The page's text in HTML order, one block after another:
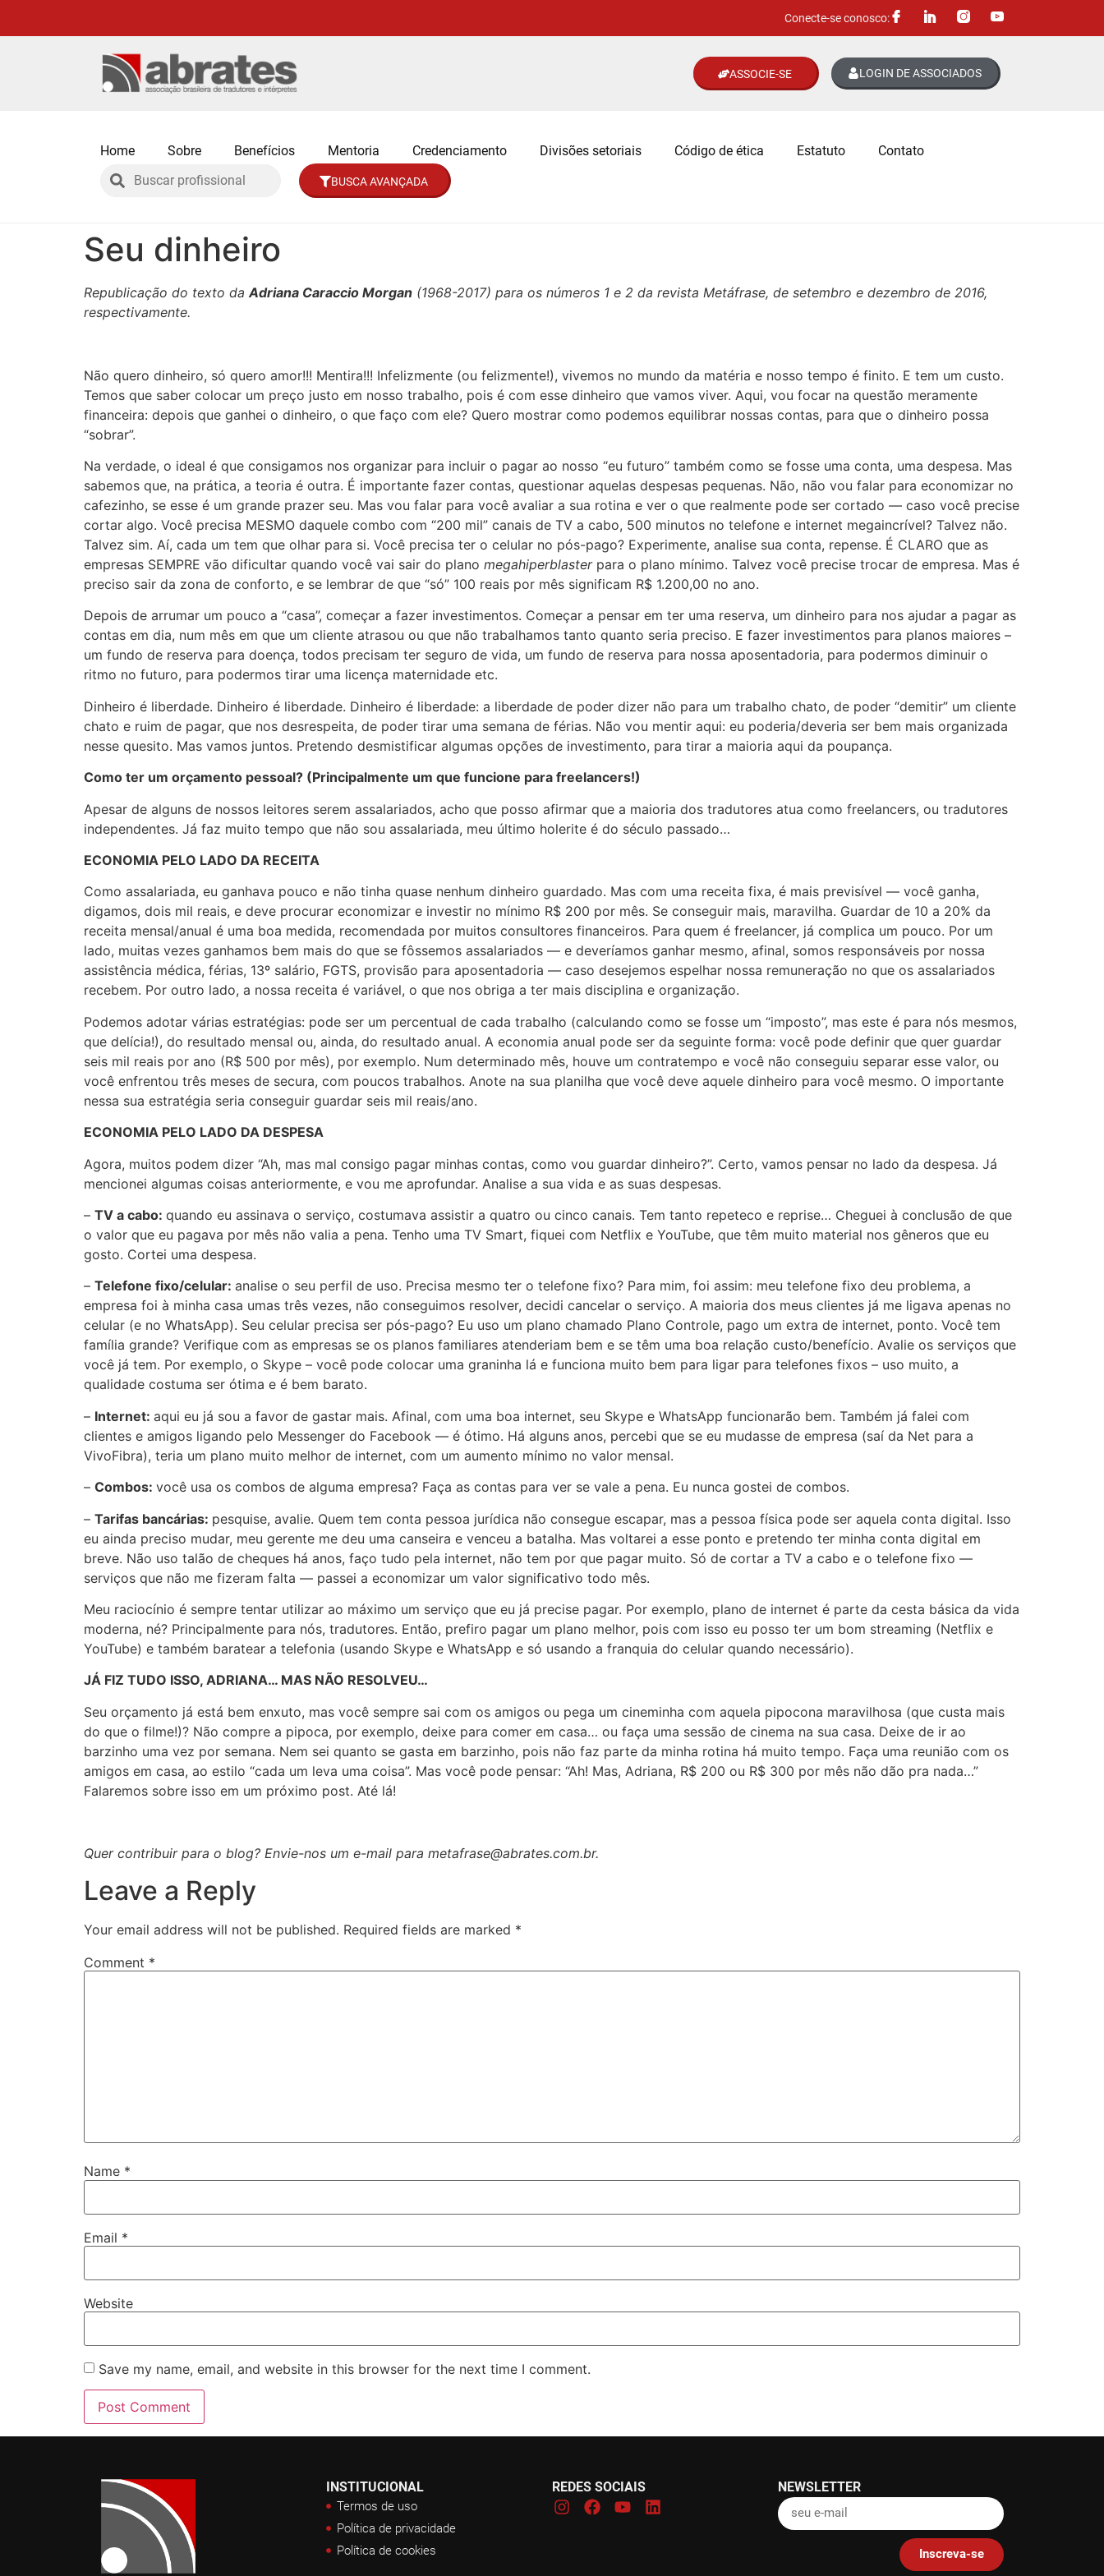
Conecte-se conosco:
ASSOCIE-SE LOGIN DE ASSOCIADOS
Home Sobre Benefícios Mentoria Credenciamento Divisões setoriais Código de ética Estatuto Contato
BUSCA AVANÇADA
Seu dinheiro
Republicação do texto da Adriana Caraccio Morgan (1968-2017) para os números 1 e 2 da revista Metáfrase, de setembro e dezembro de 2016,
respectivamente.
Não quero dinheiro, só quero amor!!! Mentira!!! Infelizmente (ou felizmente!), vivemos no mundo da matéria e nosso tempo é finito. E tem um custo.
Temos que saber colocar um preço justo em nosso trabalho, pois é com esse dinheiro que vamos viver. Aqui, vou focar na questão meramente
financeira: depois que ganhei o dinheiro, o que faço com ele? Quero mostrar como podemos equilibrar nossas contas, para que o dinheiro possa
“sobrar”.
Na verdade, o ideal é que consigamos nos organizar para incluir o pagar ao nosso “eu futuro” também como se fosse uma conta, uma despesa. Mas
sabemos que, na prática, a teoria é outra. É importante fazer contas, questionar aquelas despesas pequenas. Não, não vou falar para economizar no
cafezinho, se esse é um grande prazer seu. Mas vou falar para você avaliar a sua rotina e ver o que realmente pode ser cortado — caso você precise
cortar algo. Você precisa MESMO daquele combo com “200 mil” canais de TV a cabo, 500 minutos no telefone e internet megaincrível? Talvez não.
Talvez sim. Aí, cada um tem que olhar para si. Você precisa ter o celular no pós-pago? Experimente, analise sua conta, repense. É CLARO que as
empresas SEMPRE vão dificultar quando você vai sair do plano megahiperblasterpara o plano mínimo. Talvez você precise trocar de empresa. Mas é
preciso sair da zona de conforto, e se lembrar de que “só” 100 reais por mês significam R$ 1.200,00 no ano.
Depois de arrumar um pouco a “casa”, começar a fazer investimentos. Começar a pensar em ter uma reserva, um dinheiro para nos ajudar a pagar as
contas em dia, num mês em que um cliente atrasou ou que não trabalhamos tanto quanto seria preciso. E fazer investimentos para planos maiores –
um fundo de reserva para doença, todos precisam ter seguro de vida, um fundo de reserva para nossa aposentadoria, para podermos diminuir o
ritmo no futuro, para podermos tirar uma licença maternidade etc.
Dinheiro é liberdade. Dinheiro é liberdade. Dinheiro é liberdade: a liberdade de poder dizer não para um trabalho chato, de poder “demitir” um cliente
chato e ruim de pagar, que nos desrespeita, de poder tirar uma semana de férias. Não vou mentir aqui: eu poderia/deveria ser bem mais organizada
nesse quesito. Mas vamos juntos. Pretendo desmistificar algumas opções de investimento, para tirar a maioria aqui da poupança.
Como ter um orçamento pessoal? (Principalmente um que funcione para freelancers!)
Apesar de alguns de nossos leitores serem assalariados, acho que posso afirmar que a maioria dos tradutores atua como freelancers, ou tradutores
independentes. Já faz muito tempo que não sou assalariada, meu último holerite é do século passado…
ECONOMIA PELO LADO DA RECEITA
Como assalariada, eu ganhava pouco e não tinha quase nenhum dinheiro guardado. Mas com uma receita fixa, é mais previsível — você ganha,
digamos, dois mil reais, e deve procurar economizar e investir no mínimo R$ 200 por mês. Se conseguir mais, maravilha. Guardar de 10 a 20% da
receita mensal/anual é uma boa medida, recomendada por muitos consultores financeiros. Para quem é freelancer, já complica um pouco. Por um
lado, muitas vezes ganhamos bem mais do que se fôssemos assalariados — e deveríamos ganhar mesmo, afinal, somos responsáveis por nossa
assistência médica, férias, 13º salário, FGTS, provisão para aposentadoria — caso desejemos espelhar nossa remuneração no que os assalariados
recebem. Por outro lado, a nossa receita é variável, o que nos obriga a ter mais disciplina e organização.
Podemos adotar várias estratégias: pode ser um percentual de cada trabalho (calculando como se fosse um “imposto”, mas este é para nós mesmos,
que delícia!), do resultado mensal ou, ainda, do resultado anual. A economia anual pode ser da seguinte forma: você pode definir que quer guardar
seis mil reais por ano (R$ 500 por mês), por exemplo. Num determinado mês, houve um contratempo e você não conseguiu separar esse valor, ou
você enfrentou três meses de secura, com poucos trabalhos. Anote na sua planilha que você deve aquele dinheiro para você mesmo. O importante
nessa sua estratégia seria conseguir guardar seis mil reais/ano.
ECONOMIA PELO LADO DA DESPESA
Agora, muitos podem dizer “Ah, mas mal consigo pagar minhas contas, como vou guardar dinheiro?”. Certo, vamos pensar no lado da despesa. Já
mencionei algumas coisas anteriormente, e vou me aprofundar. Analise a sua vida e as suas despesas.
– TV a cabo: quando eu assinava o serviço, costumava assistir a quatro ou cinco canais. Tem tanto repeteco e reprise… Cheguei à conclusão de que
o valor que eu pagava por mês não valia a pena. Tenho uma TV Smart, fiquei com Netflix e YouTube, que têm muito material nos gêneros que eu
gosto. Cortei uma despesa.
– Telefone fixo/celular: analise o seu perfil de uso. Precisa mesmo ter o telefone fixo? Para mim, foi assim: meu telefone fixo deu problema, a
empresa foi à minha casa umas três vezes, não conseguimos resolver, decidi cancelar o serviço. A maioria dos meus clientes já me ligava apenas no
celular (e no WhatsApp). Seu celular precisa ser pós-pago? Eu uso um plano chamado Plano Controle, pago um extra de internet, ponto. Você tem
família grande? Verifique com as empresas se os planos familiares atenderiam bem e se têm uma boa relação custo/benefício. Avalie os serviços que
você já tem. Por exemplo, o Skype – você pode colocar uma graninha lá e funciona muito bem para ligar para telefones fixos – uso muito, a
qualidade costuma ser ótima e é bem barato.
– Internet: aqui eu já sou a favor de gastar mais. Afinal, com uma boa internet, seu Skype e WhatsApp funcionarão bem. Também já falei com
clientes e amigos ligando pelo Messenger do Facebook — é ótimo. Há alguns anos, percebi que se eu mudasse de empresa (saí da Net para a
VivoFibra), teria um plano muito melhor de internet, com um aumento mínimo no valor mensal.
– Combos: você usa os combos de alguma empresa? Faça as contas para ver se vale a pena. Eu nunca gostei de combos.
– Tarifas bancárias: pesquise, avalie. Quem tem conta pessoa jurídica não consegue escapar, mas a pessoa física pode ser aquela conta digital. Isso
eu ainda preciso mudar, meu gerente me deu uma canseira e venceu a batalha. Mas voltarei a esse ponto e pretendo ter minha conta digital em
breve. Não uso talão de cheques há anos, faço tudo pela internet, não tem por que pagar muito. Só de cortar a TV a cabo e o telefone fixo —
serviços que não me fizeram falta — passei a economizar um valor significativo todo mês.
Meu raciocínio é sempre tentar utilizar ao máximo um serviço que eu já precise pagar. Por exemplo, plano de internet é parte da cesta básica da vida
moderna, né? Principalmente para nós, tradutores. Então, prefiro pagar um plano melhor, pois com isso eu posso ter um bom streaming (Netflix e
YouTube) e também baratear a telefonia (usando Skype e WhatsApp e só usando a franquia do celular quando necessário).
JÁ FIZ TUDO ISSO, ADRIANA… MAS NÃO RESOLVEU…
Seu orçamento já está bem enxuto, mas você sempre sai com os amigos ou pega um cineminha com aquela pipocona maravilhosa (que custa mais
do que o filme!)? Não compre a pipoca, por exemplo, deixe para comer em casa… ou faça uma sessão de cinema na sua casa. Deixe de ir ao
barzinho uma vez por semana. Nem sei quanto se gasta em barzinho, pois não faz parte da minha rotina há muito tempo. Faça uma reunião com os
amigos em casa, ao estilo “cada um leva uma coisa”. Mas você pode pensar: “Ah! Mas, Adriana, R$ 200 ou R$ 300 por mês não dão pra nada…”
Falaremos sobre isso em um próximo post. Até lá!
Quer contribuir para o blog? Envie-nos um e-mail para metafrase@abrates.com.br.
Leave a Reply
Your email address will not be published. Required fields are marked *
Comment *
Name *
Email *
Website
Save my name, email, and website in this browser for the next time I comment.
INSTITUCIONAL
Termos de uso
Política de privacidade
Política de cookies
REDES SOCIAIS NEWSLETTER
Inscreva-se